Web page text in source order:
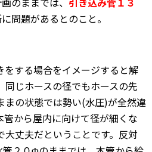
問題があるとのこと。
をする場合をイメージすると解
同じホースの径でもホースの先
まの状態では勢い(水圧)が全然違
管から屋内に向けて径が細くな
大丈夫だということです。反対